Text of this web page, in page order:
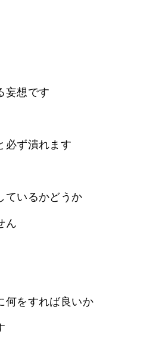
妄想です
必ず潰れます
ているかどうか
ん
何をすれば良いか